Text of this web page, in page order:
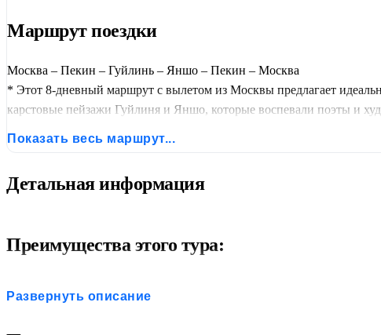
Маршрут поездки
Москва – Пекин – Гуйлинь – Яншо – Пекин – Москва
* Этот 8-дневный маршрут с вылетом из Москвы предлагает
карстовые пейзажи Гуйлиня и Яншо, которые воспевали поэты и
Показать весь маршрут...
Детальная информация
Преимущества этого тура:
Комфортная логистика:
Развернуть описание